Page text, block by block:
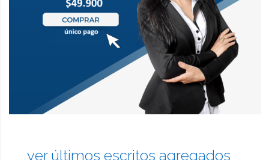
ver últimos escritos agregados